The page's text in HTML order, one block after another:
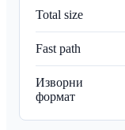
Total size
Fast path
Изворни
формат